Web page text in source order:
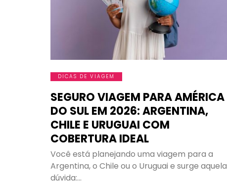
DICAS DE VIAGEM
SEGURO VIAGEM PARA AMÉRICA
DO SUL EM 2026: ARGENTINA,
CHILE E URUGUAI COM
COBERTURA IDEAL
Você está planejando uma viagem para a
Argentina, o Chile ou o Uruguai e surge aquela
dúvida:…